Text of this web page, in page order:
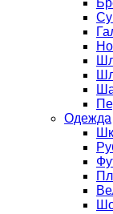
Одежда